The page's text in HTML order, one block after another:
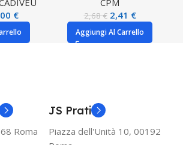
CADIVEU
€
CPM
2,68€ 2,41€
Aggiungi Al Carrello
Roma
JS Prati
Piazza dell'Unità 10, 00192